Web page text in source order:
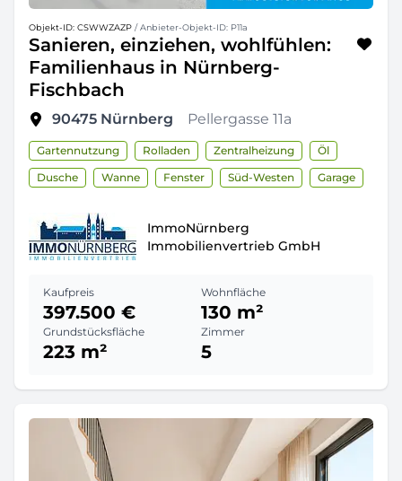
Objekt-ID: CSWWZAZP / Anbieter-Objekt-ID: P11a
Sanieren, einziehen, wohlfühlen:
Familienhaus in Nürnberg-
Fischbach
90475 Nürnberg Pellergasse 11a
Gartennutzung Rolladen Zentralheizung
Öl
Dusche
Wanne Fenster Süd-Westen Garage
ImmoNürnberg
Immobilienvertrieb GmbH
Kaufpreis
397.500 €
Wohnfläche
130 m²
Grundstücksfläche
223 m²
Zimmer
5